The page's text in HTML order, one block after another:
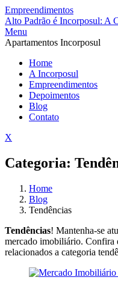
Empreendimentos
Alto Padrão é Incorposul: A
Menu
Apartamentos Incorposul
Home
A Incorposul
Empreendimentos
Depoimentos
Blog
Contato
X
Categoria:
Home
Blog
Tendências
Tendências! Mantenha-se
mercado imobiliário. Confira
relacionados a categoria